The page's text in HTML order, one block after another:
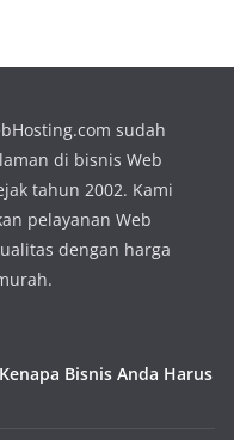
sudah
di bisnis Web
tahun 2002. Kami
pelayanan Web
dengan harga
Bisnis Anda Harus